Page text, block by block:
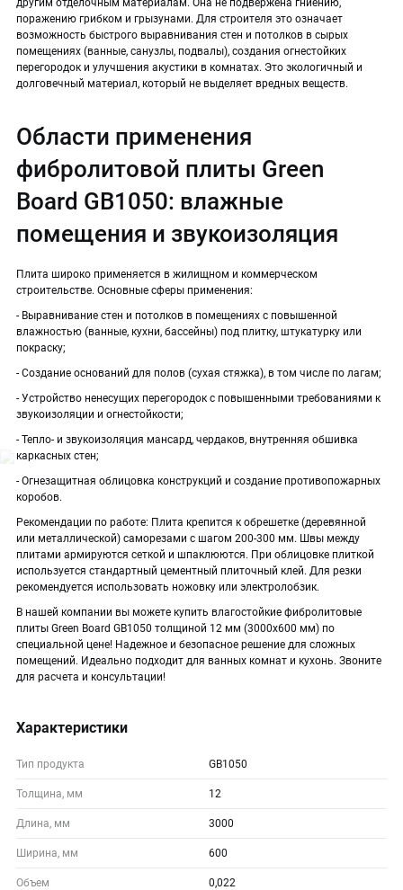
другим отделочным материалам. Она не подвержена гниению,
поражению грибком и грызунами. Для строителя это означает
возможность быстрого выравнивания стен и потолков в сырых
помещениях (ванные, санузлы, подвалы), создания огнестойких
перегородок и улучшения акустики в комнатах. Это экологичный и
долговечный материал, который не выделяет вредных веществ.
Области применения
фибролитовой плиты Green
Board GB1050: влажные
помещения и звукоизоляция
Плита широко применяется в жилищном и коммерческом
строительстве. Основные сферы применения:
- Выравнивание стен и потолков в помещениях с повышенной
влажностью (ванные, кухни, бассейны) под плитку, штукатурку или
покраску;
- Создание оснований для полов (сухая стяжка), в том числе по лагам;
- Устройство ненесущих перегородок с повышенными требованиями к
звукоизоляции и огнестойкости;
- Тепло- и звукоизоляция мансард, чердаков, внутренняя обшивка
каркасных стен;
- Огнезащитная облицовка конструкций и создание противопожарных
коробов.
Рекомендации по работе: Плита крепится к обрешетке (деревянной
или металлической) саморезами с шагом 200-300 мм. Швы между
плитами армируются сеткой и шпаклюются. При облицовке плиткой
используется стандартный цементный плиточный клей. Для резки
рекомендуется использовать ножовку или электролобзик.
В нашей компании вы можете купить влагостойкие фибролитовые
плиты Green Board GB1050 толщиной 12 мм (3000x600 мм) по
специальной цене! Надежное и безопасное решение для сложных
помещений. Идеально подходит для ванных комнат и кухонь. Звоните
для расчета и консультации!
Характеристики
Тип продукта GB1050
Толщина, мм 12
Длина, мм 3000
Ширина, мм 600
Объем 0,022